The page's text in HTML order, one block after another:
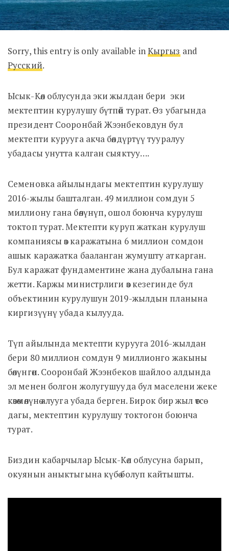
Sorry, this entry is only available inКыргыз and
Русский.
Ысык-Көл облусунда эки жылдан бери эки
мектептин курулушу бүтпөй турат. Өз убагында
президент Сооронбай Жээнбековдун бул
мектепти курууга акча бөлдүртүү тууралуу
убадасы унутта калган сыяктуу….
Семеновка айылындагы мектептин курулушу
2016-жылы башталган. 49 миллион сомдун 5
миллиону гана бөлүнүп, ошол боюнча курулуш
токтоп турат. Мектепти куруп жаткан курулуш
компаниясы өз каражатына 6 миллион сомдон
ашык каражатка бааланган жумушту аткарган.
Бул каражат фундаментине жана дубалына гана
жетти. Каржы министрлиги өз кезегинде бул
объектинин курулушун 2019-жылдын планына
киргизүүнү убада кылууда.
Түп айылында мектепти курууга 2016-жылдан
бери 80 миллион сомдун 9 миллионго жакыны
бөлүнгөн. Сооронбай Жээнбеков шайлоо алдында
эл менен болгон жолугушууда бул маселени жеке
көзөмөлүнө алууга убада берген. Бирок бир жыл өтсө
дагы, мектептин курулушу токтогон боюнча
турат.
Биздин кабарчылар Ысык-Көл облусуна барып,
окуянын аныктыгына күбө болуп кайтышты.